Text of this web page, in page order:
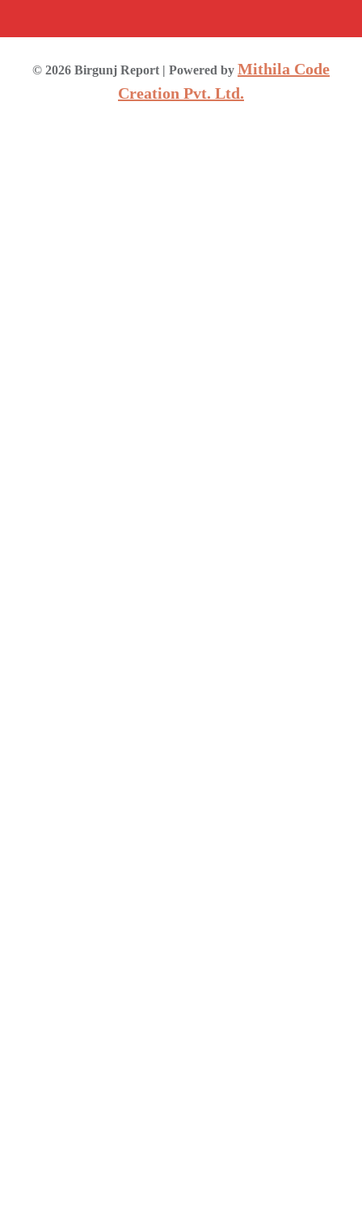
© 2026 Birgunj Report | Powered by Mithila Code
Creation Pvt. Ltd.